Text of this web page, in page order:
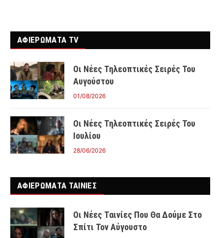
ΑΦΙΕΡΩΜΑΤΑ TV
Οι Νέες Τηλεοπτικές Σειρές Του
Αυγούστου
01/08/2026
Οι Νέες Τηλεοπτικές Σειρές Του
Ιουλίου
28/06/2026
ΑΦΙΕΡΩΜΑΤΑ ΤΑΙΝΊΕΣ
Οι Νέες Ταινίες Που Θα Δούμε Στο
Σπίτι Τον Αύγουστο